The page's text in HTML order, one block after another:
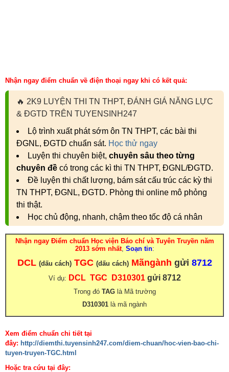
Nhận ngay điểm chuẩn về điện thoại ngay khi có kết quả:
🔥 2K9 LUYỆN THI TN THPT, ĐÁNH GIÁ NĂNG LỰC
& ĐGTD TRÊN TUYENSINH247
Lộ trình xuất phát sớm ôn TN THPT, các bài thi
ĐGNL, ĐGTD chuẩn sát. Học thử ngay
Luyện thi chuyên biệt, chuyên sâu theo từng
chuyên đề có trong các kì thi TN THPT, ĐGNL/ĐGTD.
Đề luyện thi chất lượng, bám sát cấu trúc các kỳ thi
TN THPT, ĐGNL, ĐGTD. Phòng thi online mô phỏng
thi thật.
Học chủ động, nhanh, chậm theo tốc độ cá nhân
Nhận ngay Điểm chuẩn Học viện Báo chí và Tuyên Truyền năm
2013 sớm nhất, Soạn tin:
DCL (dấu cách)TGC (dấu cách)Mãngành gửi 8712
Ví dụ: DCL TGC D310301 gửi 8712
Trong đó TAGlà Mã trường
D310301 là mã ngành
Xem điểm chuẩn chi tiết tại
đây: http://diemthi.tuyensinh247.com/diem-chuan/hoc-vien-bao-chi-
tuyen-truyen-TGC.html
Hoặc tra cứu tại đây: